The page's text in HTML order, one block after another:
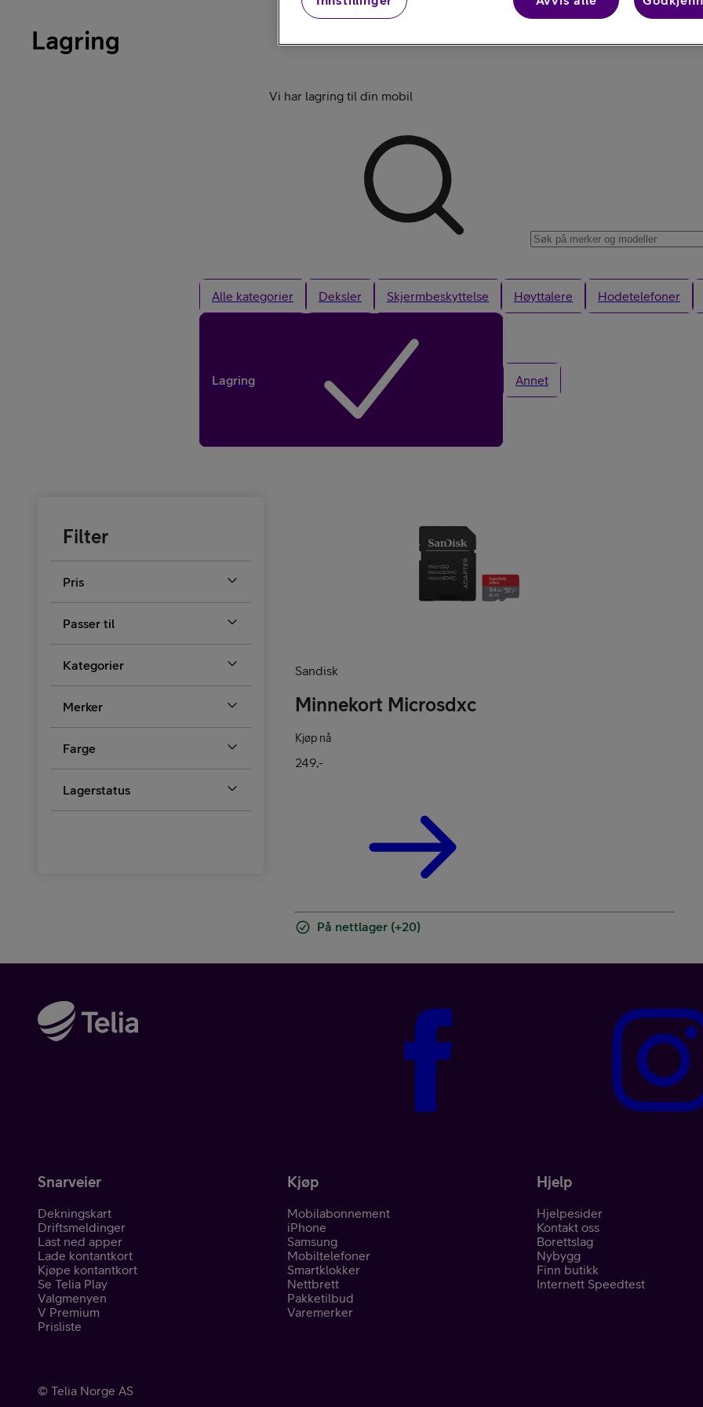
Kjøp mobiltelefon
Hjelp mobil
Kjøp Samsung
Mobilforsikring
Lagring
Vi har lagring til din mobil
Alle kategorier Deksler Skjermbeskyttelse Høyttalere Hodetelefoner
Lagring Annet
Filter
Pris
Passer til
Kategorier
Merker
Farge
Lagerstatus
Sandisk
Minnekort Microsdxc
Kjøp nå
249,-
På nettlager (+20)
Snarveier
Dekningskart
Driftsmeldinger
Last ned apper
Lade kontantkort
Kjøpe kontantkort
Se Telia Play
Valgmenyen
V Premium
Prisliste
Kjøp
Mobilabonnement
iPhone
Samsung
Mobiltelefoner
Smartklokker
Nettbrett
Pakketilbud
Varemerker
Hjelp
Hjelpesider
Kontakt oss
Borettslag
Nybygg
Finn butikk
Internett Speedtest
© Telia Norge AS